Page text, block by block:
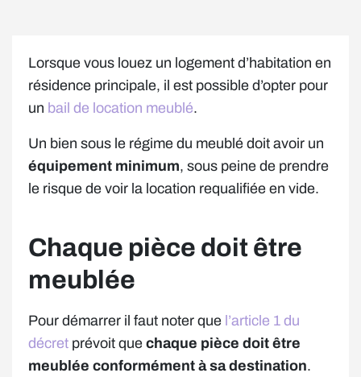
Lorsque vous louez un logement d’habitation en
résidence principale, il est possible d’opter pour
un bail de location meublé.
Un bien sous le régime du meublé doit avoir un
équipement minimum, sous peine de prendre
le risque de voir la location requalifiée en vide.
Chaque pièce doit être
meublée
Pour démarrer il faut noter que l’article 1 du
décret prévoit que chaque pièce doit être
meublée conformément à sa destination.